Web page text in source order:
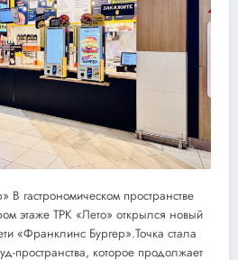
гастрономическом пространстве
этаже ТРК «Лето» открылся новый
«Франклинс Бургер».Точка стала
пространства, которое продолжает